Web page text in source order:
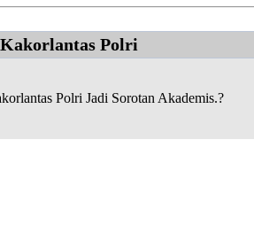
Polri
Polri Jadi Sorotan Akademis.?